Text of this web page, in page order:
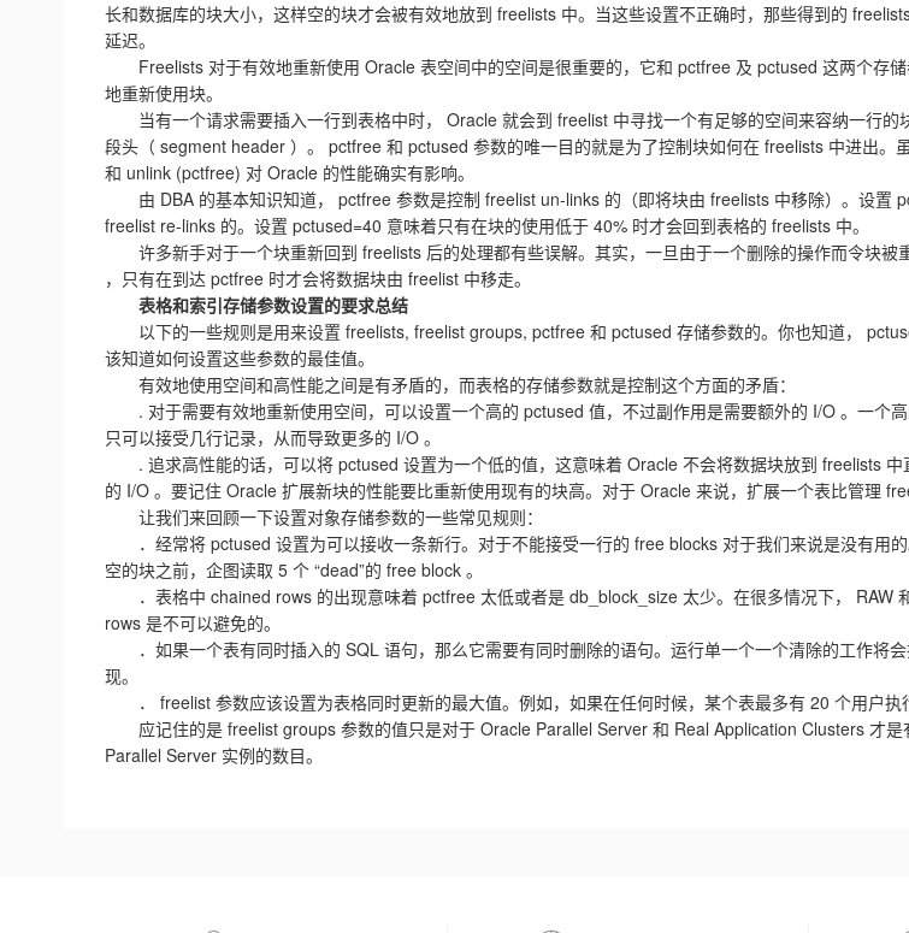
长和数据库的块大小，这样空的块才会被有效地放到 freelists 中。当这些设置不正确时，那些得到的
延迟。
Freelists 对于有效地重新使用 Oracle 表空间中的空间是很重要的，它和 pctfree 及 pctused 这两个存
地重新使用块。
当有一个请求需要插入一行到表格中时， Oracle 就会到 freelist 中寻找一个有足够的空间来容纳一行
段头（ segment header ）。 pctfree 和 pctused 参数的唯一目的就是为了控制块如何在 freelists 中进出
和 unlink (pctfree) 对 Oracle 的性能确实有影响。
由 DBA 的基本知识知道， pctfree 参数是控制 freelist un-links 的（即将块由 freelists 中移除）。设
freelist re-links 的。设置 pctused=40 意味着只有在块的使用低于 40% 时才会回到表格的 freelists 中。
许多新手对于一个块重新回到 freelists 后的处理都有些误解。其实，一旦由于一个删除的操作而令块
，只有在到达 pctfree 时才会将数据块由 freelist 中移走。
表格和索引存储参数设置的要求总结
以下的一些规则是用来设置 freelists, freelist groups, pctfree 和 pctused 存储参数的。你也知道，
该知道如何设置这些参数的最佳值。
有效地使用空间和高性能之间是有矛盾的，而表格的存储参数就是控制这个方面的矛盾：
. 对于需要有效地重新使用空间，可以设置一个高的 pctused 值，不过副作用是需要额外的 I/O 。一
只可以接受几行记录，从而导致更多的 I/O 。
. 追求高性能的话，可以将 pctused 设置为一个低的值，这意味着 Oracle 不会将数据块放到 freelists
的 I/O 。要记住 Oracle 扩展新块的性能要比重新使用现有的块高。对于 Oracle 来说，扩展一个表比管理
让我们来回顾一下设置对象存储参数的一些常见规则：
．经常将 pctused 设置为可以接收一条新行。对于不能接受一行的 free blocks 对于我们来说是没有
空的块之前，企图读取 5 个 “dead”的 free block 。
．表格中 chained rows 的出现意味着 pctfree 太低或者是 db_block_size 太少。在很多情况下，
rows 是不可以避免的。
．如果一个表有同时插入的 SQL 语句，那么它需要有同时删除的语句。运行单一个一个清除的工作
现。
． freelist 参数应该设置为表格同时更新的最大值。例如，如果在任何时候，某个表最多有 20 个用户
应记住的是 freelist groups 参数的值只是对于 Oracle Parallel Server 和 Real Application Clusters 才
Parallel Server 实例的数目。